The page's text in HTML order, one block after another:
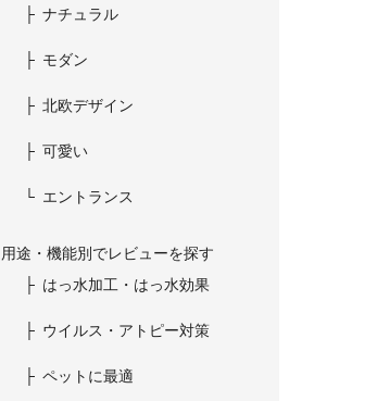
ナチュラル
モダン
北欧デザイン
可愛い
エントランス
用途・機能別でレビューを探す
はっ水加工・はっ水効果
ウイルス・アトピー対策
ペットに最適